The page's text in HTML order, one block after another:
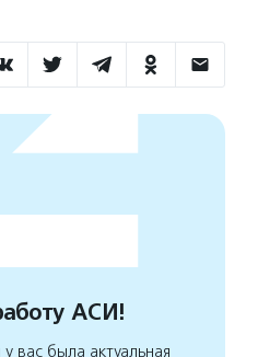
АСИ!
вас была актуальная